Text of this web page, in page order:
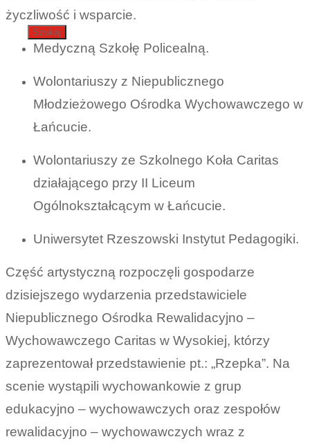
Szukaj
życzliwość i wsparcie.
Medyczną Szkołę Policealną.
Wolontariuszy z Niepublicznego
Młodzieżowego Ośrodka Wychowawczego w
Łańcucie.
Wolontariuszy ze Szkolnego Koła Caritas
działającego przy II Liceum
Ogólnokształcącym w Łańcucie.
Uniwersytet Rzeszowski Instytut Pedagogiki.
Część artystyczną rozpoczęli gospodarze
dzisiejszego wydarzenia przedstawiciele
Niepublicznego Ośrodka Rewalidacyjno –
Wychowawczego Caritas w Wysokiej, którzy
zaprezentował przedstawienie pt.: „Rzepka”. Na
scenie wystąpili wychowankowie z grup
edukacyjno – wychowawczych oraz zespołów
rewalidacyjno – wychowawczych wraz z